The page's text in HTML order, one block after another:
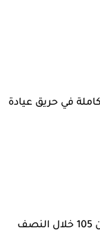
في حريق عيادة
الصحة: ارتفاع الإقبال على الخط الساخن 105 خلال النصف